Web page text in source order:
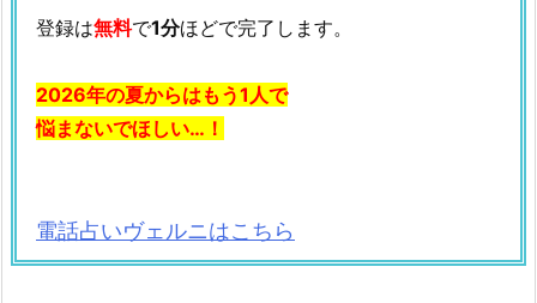
登録は無料で1分ほどで完了します。
2026年の夏からはもう1人で
悩まないでほしい…！
電話占いヴェルニはこちら